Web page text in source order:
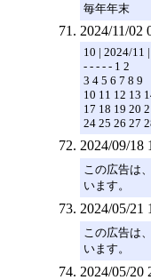
毎年年末
2024/11/02
10 | 2024/11
- - - - - 1 2
3 4 5 6 7 8 9
10 11 12 13
17 18 19 20
24 25 26 27
2024/09/18
この広告は
います。
2024/05/21
この広告は
います。
2024/05/20